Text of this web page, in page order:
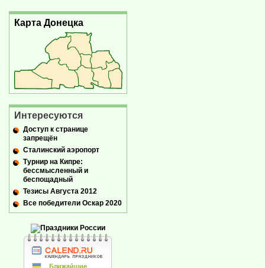
Карта Донецка
Интересуются
Доступ к странице
запрещён
Сталинский аэропорт
Турнир на Кипре:
бессмысленный и
беспощадный
Тезисы Августа 2012
Все победители Оскар 2020